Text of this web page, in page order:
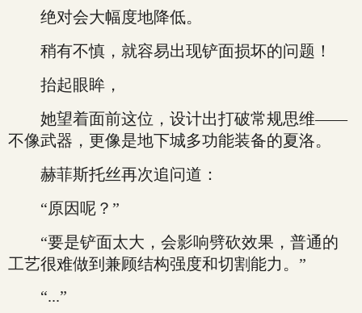
绝对会大幅度地降低。
稍有不慎，就容易出现铲面损坏的问题！
抬起眼眸，
她望着面前这位，设计出打破常规思维——
不像武器，更像是地下城多功能装备的夏洛。
赫菲斯托丝再次追问道：
“原因呢？”
“要是铲面太大，会影响劈砍效果，普通的
工艺很难做到兼顾结构强度和切割能力。”
“...”